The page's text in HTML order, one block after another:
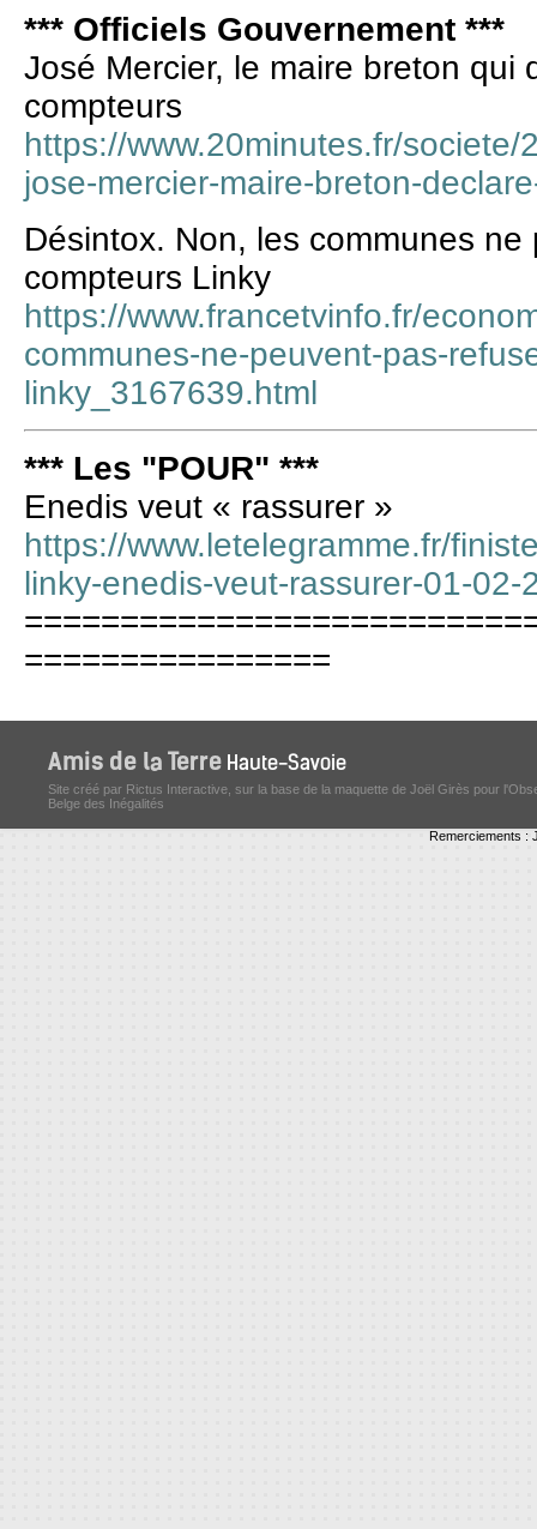
*** Officiels Gouvernement ***
José Mercier, le maire breton qui
compteurs
https://www.20minutes.fr/
jose-mercier-maire-breton-
Désintox. Non, les communes
compteurs Linky
https://www.francetvinfo.fr/
communes-ne-peuvent-pas-
linky_3167639.html
*** Les "POUR" ***
Enedis veut « rassurer »
https://www.letelegramme.fr/
linky-enedis-veut-rassurer-01-
================
Site créé par Rictus Interactive, sur la base de la maquette de Joël Girès pour
Belge des Inégalités
Remerciements :